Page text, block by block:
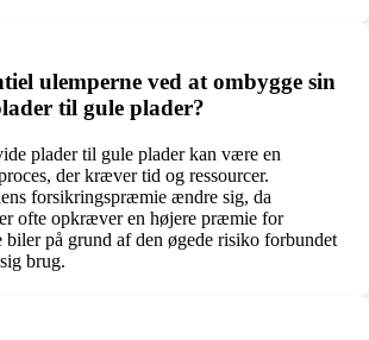
ulemperne ved at ombygge sin
til gule plader?
plader til gule plader kan være en
der kræver tid og ressourcer.
forsikringspræmie ændre sig, da
ofte opkræver en højere præmie for
biler på grund af den øgede risiko forbundet
brug.